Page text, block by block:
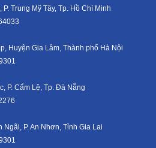
Trung Mỹ Tây, Tp. Hồ Chí Minh
Huyện Gia Lâm, Thành phố Hà Nội
P. Cẩm Lệ, Tp. Đà Nẵng
Ngãi, P. An Nhơn, Tỉnh Gia Lai